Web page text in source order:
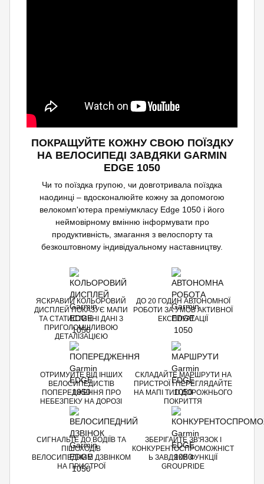
ПОКРАЩУЙТЕ КОЖНУ СВОЮ ПОЇЗДКУ
НА ВЕЛОСИПЕДІ ЗАВДЯКИ GARMIN
EDGE 1050
Чи то поїздка групою, чи довготривала поїздка
наодинці – вдосконалюйте кожну за допомогою
велокомп'ютера преміумкласу Edge 1050 і його
неймовірному вмінню інформувати про
продуктивність, змагання з велоспорту та
безкоштовному індивідуальному наставництву.
ЯСКРАВИЙ КОЛЬОРОВИЙ
ДИСПЛЕЙ ПОКАЗУЄ МАПИ
ТА СТАТИСТИЧНІ ДАНІ З
ПРИГОЛОМШЛИВОЮ
ДЕТАЛІЗАЦІЄЮ
ДО 20 ГОДИН АВТОНОМНОЇ
РОБОТИ ЗА УМОВ АКТИВНОЇ
ЕКСПЛУАТАЦІЇ
ОТРИМУЙТЕ ВІД ІНШИХ
ВЕЛОСИПЕДИСТІВ
ПОПЕРЕДЖЕННЯ ПРО
НЕБЕЗПЕКУ НА ДОРОЗІ
СКЛАДАЙТЕ МАРШРУТИ НА
ПРИСТРОЇ І ПЕРЕГЛЯДАЙТЕ
НА МАПІ ТИП ДОРОЖНЬОГО
ПОКРИТТЯ
СИГНАЛЬТЕ ДО ВОДІЇВ ТА
ПІШОХОДІВ
ВЕЛОСИПЕДНИМ ДЗВІНКОМ
НА ПРИСТРОЇ
ЗБЕРІГАЙТЕ ЗВ'ЯЗОК І
КОНКУРЕНТОСПРОМОЖНІСТ
Ь ЗАВДЯКИ ФУНКЦІЇ
GROUPRIDE